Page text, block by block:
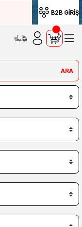
B2B GİRİŞ
ARA